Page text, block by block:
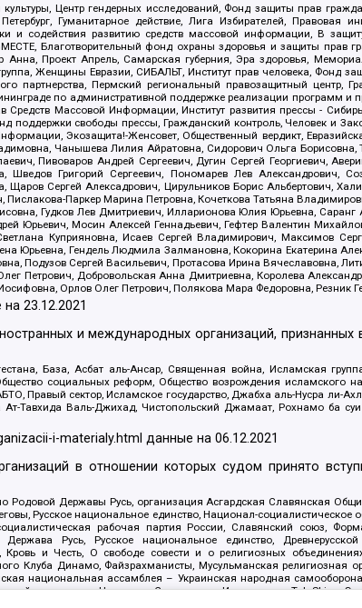
Центр гендерных исследований, Фонд защиты прав
Гуманитарное действие, Лига Избирателей, Правовая
и содействия развитию средств массовой информации, В
Благотворительный фонд охраны здоровья и защиты
Анна, Проект Апрель, Самарская губерния, Эра здоровья,
Женщины Евразии, СИБАЛЬТ, Институт прав человека, Фонд
партнерства, Пермский региональный правозащитный центр,
по административной поддержке реализации программ и
Массовой Информации, Институт развития прессы -
поддержки свободы прессы, Гражданский контроль, Человек и
Экозащита!-Женсовет, Общественный вердикт,
Чанышева Лилия Айратовна, Сидорович Ольга Борисовна,
Пивоваров Андрей Сергеевич, Дугин Сергей Георгиевич,
Григорий Сергеевич, Пономарев Лев Александрович,
Щаров Сергей Алексадрович, Цирульников Борис Альбертович,
Паркер Марина Петровна, Кочеткова Татьяна
Гудков Лев Дмитриевич, Илларионова Юлия Юрьевна,
Юрьевич, Мосин Алексей Геннадьевич, Гефтер Валентин
Куприяновна, Исаев Сергей Владимирович, Максимов
Юрьевна, Гендель Людмила Залмановна, Кокорина Екатерина
Подузов Сергей Васильевич, Протасова Ирина Вячеславовна,
Петрович, Добровольская Анна Дмитриевна, Королева
Орлов Олег Петрович, Полякова Мара Федоровна, Резник
на23.12.2021
и международных организаций,
База, Асбат аль-Ансар, Священная война, Исламская
социальных реформ, Общество возрождения
Правый сектор, Исламское государство, Джабха аль-Нусра
Тавхида Валь-Джихад, Чистопольский Джамаат, Рохнамо ба суи
i-materialy.html данные на06.12.2021
в отношении которых судом принято
Родовой Державы Русь, организация Асгардская Славянская
Русское национальное единство, Национал-
рабочая партия России, Славянский союз,
Русь, Русское национальное единство,
и Честь, О свободе совести и о религиозных
Клуба Динамо, Файзрахманисты, Мусульманская
национальная ассамблея – Украинская народная
инглиизма, Народная Социальная Инициатива, TulaSkins,